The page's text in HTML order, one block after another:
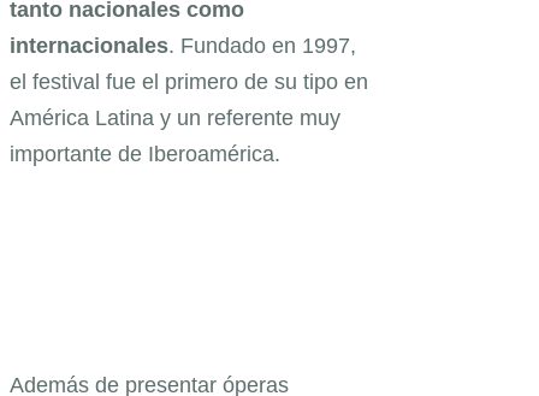
tanto nacionales como
internacionales. Fundado en 1997,
el festival fue el primero de su tipo en
América Latina y un referente muy
importante de Iberoamérica.
Además de presentar óperas